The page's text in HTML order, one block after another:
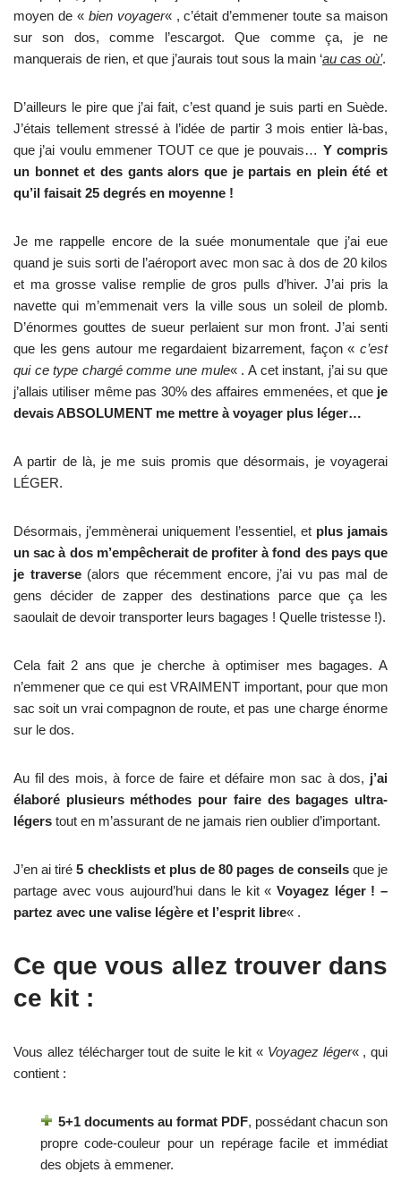
moyen de « bien voyager« , c’était d’emmener toute sa maison
sur son dos, comme l’escargot. Que comme ça, je ne
manquerais de rien, et que j’aurais tout sous la main ‘au cas où’.
D’ailleurs le pire que j’ai fait, c’est quand je suis parti en Suède.
J’étais tellement stressé à l’idée de partir 3 mois entier là-bas,
que j’ai voulu emmener TOUT ce que je pouvais… Y compris
un bonnet et des gants alors que je partais en plein été et
qu’il faisait 25 degrés en moyenne !
Je me rappelle encore de la suée monumentale que j’ai eue
quand je suis sorti de l’aéroport avec mon sac à dos de 20 kilos
et ma grosse valise remplie de gros pulls d’hiver. J’ai pris la
navette qui m’emmenait vers la ville sous un soleil de plomb.
D’énormes gouttes de sueur perlaient sur mon front. J’ai senti
que les gens autour me regardaient bizarrement, façon « c’est
qui ce type chargé comme une mule« . A cet instant, j’ai su que
j’allais utiliser même pas 30% des affaires emmenées, et que je
devais ABSOLUMENT me mettre à voyager plus léger…
A partir de là, je me suis promis que désormais, je voyagerai
LÉGER.
Désormais, j’emmènerai uniquement l’essentiel, et plus jamais
un sac à dos m’empêcherait de profiter à fond des pays que
je traverse(alors que récemment encore, j’ai vu pas mal de
gens décider de zapper des destinations parce que ça les
saoulait de devoir transporter leurs bagages ! Quelle tristesse !).
Cela fait 2 ans que je cherche à optimiser mes bagages. A
n’emmener que ce qui est VRAIMENT important, pour que mon
sac soit un vrai compagnon de route, et pas une charge énorme
sur le dos.
Au fil des mois, à force de faire et défaire mon sac à dos, j’ai
élaboré plusieurs méthodes pour faire des bagages ultra-
légers tout en m’assurant de ne jamais rien oublier d’important.
J’en ai tiré5 checklists et plus de 80 pages de conseilsque je
partage avec vous aujourd’hui dans le kit «Voyagez léger ! –
partez avec une valise légère et l’esprit libre« .
Ce que vous allez trouver dans
ce kit :
Vous allez télécharger tout de suite le kit « Voyagez léger« , qui
contient :
5+1 documents au format PDF, possédant chacun son
propre code-couleur pour un repérage facile et immédiat
des objets à emmener.